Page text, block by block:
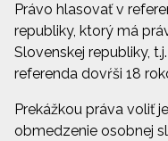
Právo hlasovať v
republiky, ktorý má
Slovenskej republiky,
referenda dovŕši 18
Prekážkou práva voliť
obmedzenie osobnej